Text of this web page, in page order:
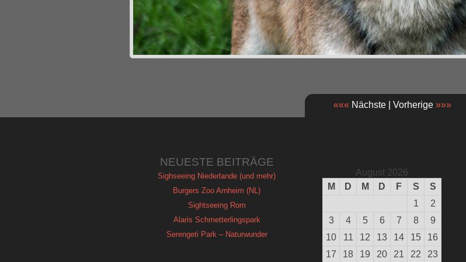
««« Nächste | Vorherige »»»
NEUESTE BEITRÄGE
Sighseeing Niederlande (und mehr)
Burgers Zoo Arnheim (NL)
Sightseeing Rom
Alaris Schmetterlingspark
Serengeti Park – Naturwunder
August 2026
M
D M D F S
S
1
2
3
4 5 6 7 8
9
10
11 12 13 14 15
16
17
18 19 20 21 22 23